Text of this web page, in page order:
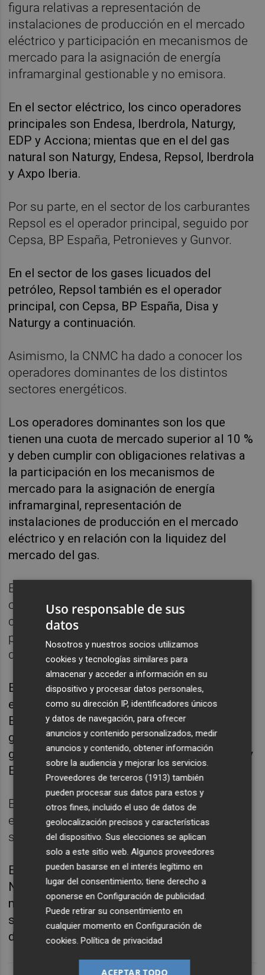
figura relativas a representación de
instalaciones de producción en el mercado
eléctrico y participación en mecanismos de
mercado para la asignación de energía
inframarginal gestionable y no emisora.
En el sector eléctrico, los cinco operadores
principales son Endesa, Iberdrola, Naturgy,
EDP y Acciona; mientas que en el del gas
natural son Naturgy, Endesa, Repsol, Iberdrola
y Axpo Iberia.
Por su parte, en el sector de los carburantes
Repsol es el operador principal, seguido por
Cepsa, BP España, Petronieves y Gunvor.
En el sector de los gases licuados del
petróleo, Repsol también es el operador
principal, con Cepsa, BP España, Disa y
Naturgy a continuación.
Asimismo, la CNMC ha dado a conocer los
operadores dominantes de los distintos
sectores energéticos.
Los operadores dominantes son los que
tienen una cuota de mercado superior al 10 %
y deben cumplir con obligaciones relativas a
la participación en los mecanismos de
mercado para la asignación de energía
inframarginal, representación de
instalaciones de producción en el mercado
eléctrico y en relación con la liquidez del
mercado del gas.
En el caso del sector eléctrico, los
operadores dominantes, que determina con
carácter anual la CNMC, al igual que los
principales, se establecen de forma
diferenciada por actividad.
El grupo Endesa es el operador dominante en
el sector eléctrico, seguido de Iberdrola y
EDP; aunque en el caso de la actividad de
generación de electricidad el primero es el
grupo Iberdrola, seguido de Endesa, Naturgy y
EDP.
El grupo Endesa es el operador dominante
en la actividad de suministro de electricidad,
seguido por Iberdrola y EDP.
En el gas natural, el operador dominante es
Naturgy, con Endesa y Repsol a continuación;
mientras que Repsol es el primero en los
sectores de carburantes y de gases licuados
del petróleo, seguido de Cepsa.
Uso responsable de sus
datos
Nosotros y nuestros socios utilizamos
cookies y tecnologías similares para
almacenar y acceder a información en su
dispositivo y procesar datos personales,
como su dirección IP, identificadores únicos
y datos de navegación, para ofrecer
anuncios y contenido personalizados, medir
anuncios y contenido, obtener información
sobre la audiencia y mejorar los servicios.
Proveedores de terceros (1913) también
pueden procesar sus datos para estos y
otros fines, incluido el uso de datos de
geolocalización precisos y características
del dispositivo. Sus elecciones se aplican
solo a este sitio web. Algunos proveedores
pueden basarse en el interés legítimo en
lugar del consentimiento; tiene derecho a
oponerse enConfiguración de publicidad
Puede retirar su consentimiento en
cualquier momento enConfiguración de
cookies .Política de privacidad
ACEPTAR TODO